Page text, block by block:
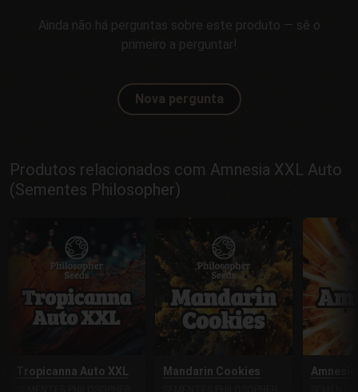
Ainda não há perguntas sobre este produto — sê o
primeiro a perguntar!
Nova pergunta
Produtos relacionados com Amnesia XXL Auto
(Sementes Philosopher)
Tropicanna Auto XXL Mandarin Cookies